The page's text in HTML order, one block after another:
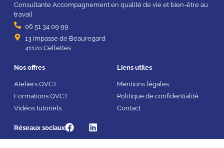
Consultante Accompagnement en qualité de vie et bien-être au
travail
06 51 34 09 99
13 impasse de Beauregard
41120 Cellettes
Nos offres
Ateliers QVCT
Formations QVCT
Vidéos tutoriels
Liens utiles
Mentions légales
Politique de confidentialité
Contact
Réseaux sociaux